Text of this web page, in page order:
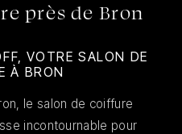
près de Bron
VOTRE SALON DE
À BRON
le salon de coiffure
incontournable pour